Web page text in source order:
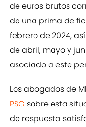
de euros brutos
de una prima de
febrero de 2024,
de abril, mayo y
asociado a este
Los abogados de
PSG sobre esta
de respuesta